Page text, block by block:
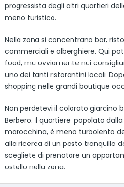
progressista degli altri quartieri
meno turistico.
Nella zona si concentrano bar,
commerciali e alberghiere. Qui
food, ma ovviamente noi
uno dei tanti ristorantini locali.
shopping nelle grandi boutique
Non perdetevi il colorato giardino
Berbero. Il quartiere, popolato
marocchina, è meno turbolento
alla ricerca di un posto tranquillo
scegliete di prenotare un
ostello nella zona.